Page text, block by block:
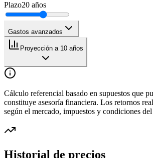
Plazo20 años
Gastos avanzados
Proyección a 10 años
Cálculo referencial basado en supuestos que
constituye asesoría financiera. Los retornos
según el mercado, impuestos y condiciones
Historial de precios